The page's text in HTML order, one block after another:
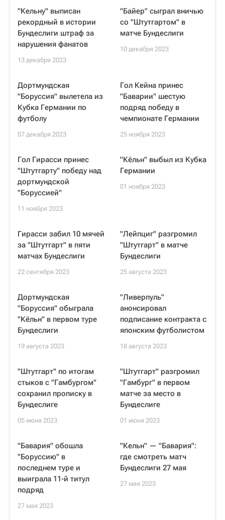
"Кельну" выписан
рекордный в истории
Бундеслиги штраф за
нарушения фанатов
13 декабря 2023
"Байер" сыграл вничью
со "Штутгартом" в
матче Бундеслиги
10 декабря 2023
Дортмундская
"Боруссия" вылетела из
Кубка Германии по
футболу
07 декабря 2023
Гол Кейна принес
"Баварии" шестую
подряд победу в
чемпионате Германии
25 ноября 2023
Гол Гирасси принес
"Штутгарту" победу над
дортмундской
"Боруссией"
11 ноября 2023
"Кёльн" выбыл из Кубка
Германии
01 ноября 2023
Гирасси забил 10 мячей
за "Штутгарт" в пяти
матчах Бундеслиги
22 сентября 2023
"Лейпциг" разгромил
"Штутгарт" в матче
Бундеслиги
25 августа 2023
Дортмундская
"Боруссия" обыграла
"Кёльн" в первом туре
Бундеслиги
19 августа 2023
"Ливерпуль"
анонсировал
подписание контракта с
японским футболистом
18 августа 2023
"Штутгарт" по итогам
стыков с "Гамбургом"
сохранил прописку в
Бундеслиге
05 июня 2023
"Штутгарт" разгромил
"Гамбург" в первом
матче за место в
Бундеслиге
01 июня 2023
"Бавария" обошла
"Боруссию" в
последнем туре и
выиграла 11-й титул
подряд
27 мая 2023
"Кельн" — "Бавария":
где смотреть матч
Бундеслиги 27 мая
27 мая 2023